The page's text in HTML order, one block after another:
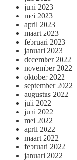
juni 2023
mei 2023
april 2023
maart 2023
februari 2023
januari 2023
december 2022
november 2022
oktober 2022
september 2022
augustus 2022
juli 2022
juni 2022
mei 2022
april 2022
maart 2022
februari 2022
januari 2022